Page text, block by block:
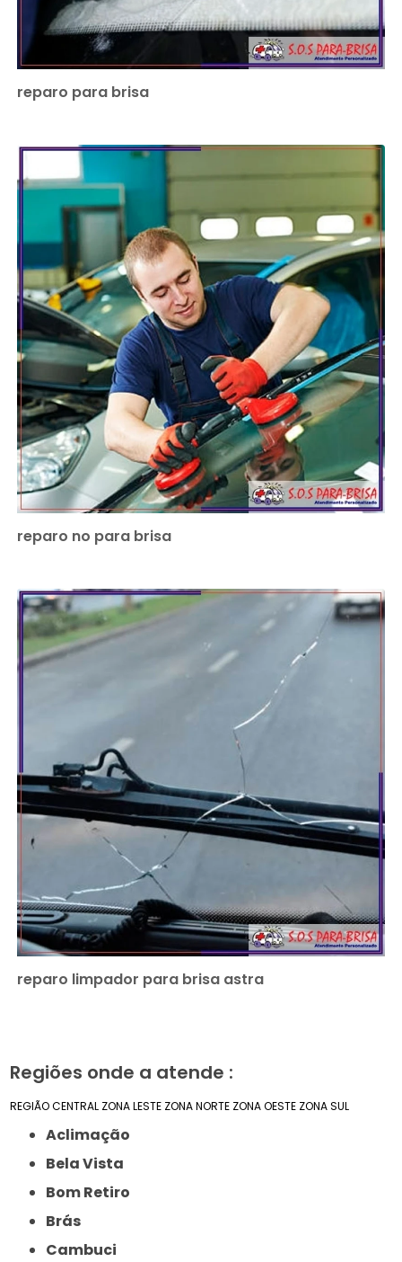
reparo para brisa
reparo no para brisa
reparo limpador para brisa astra
Regiões onde a atende :
REGIÃO CENTRAL ZONA LESTE ZONA NORTE ZONA OESTE ZONA SUL
Aclimação
Bela Vista
Bom Retiro
Brás
Cambuci